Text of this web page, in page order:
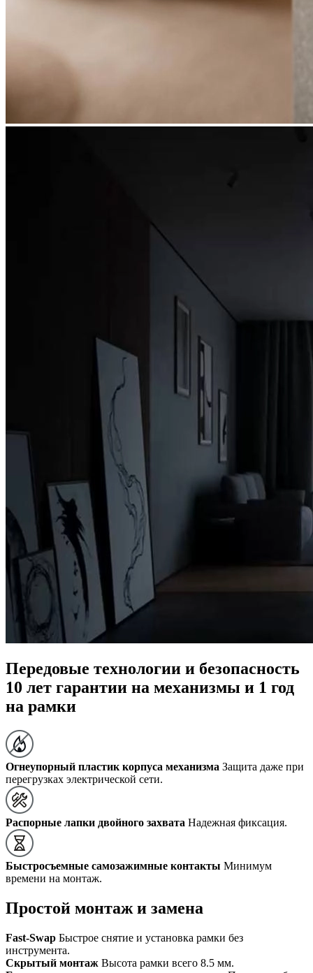
Передовые технологии и безопасность
10 лет гарантии на механизмы и 1 год
на рамки
Огнеупорный пластик корпуса механизма Защита даже при
перегрузках электрической сети.
Распорные лапки двойного захвата Надежная фиксация.
Быстросъемные самозажимные контакты Минимум
времени на монтаж.
Простой монтаж и замена
Fast-Swap Быстрое снятие и установка рамки без
инструмента.
Скрытый монтаж Высота рамки всего 8.5 мм.